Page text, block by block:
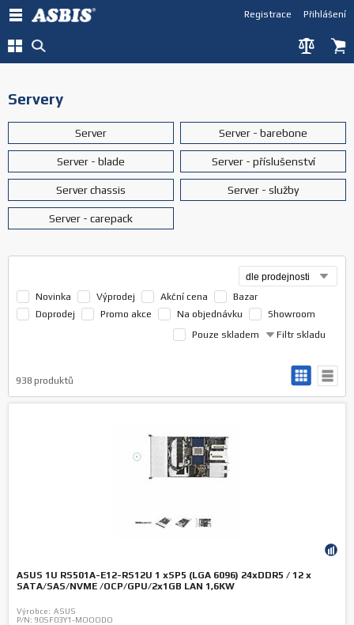
Přihlášení
Registrace
Servery
Server Server - barebone
Server - blade Server - příslušenství
Server chassis Server - služby
Server - carepack
Novinka Výprodej Akční cena
Bazar
Doprodej
Promo akce Na objednávku
Showroom
Filtr skladu
Pouze skladem
938 produktů
ASUS 1U RS501A-E12-RS12U 1 xSP5 (LGA 6096) 24xDDR5 / 12 x
SATA/SAS/NVME /OCP/GPU/2x1GB LAN 1,6KW
Výrobce: ASUS
P/N: 90SF03Y1-MOOODO